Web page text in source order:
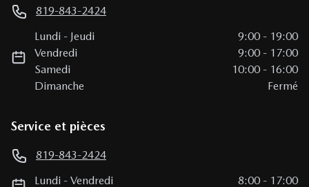
819-843-2424
Lundi - Jeudi 9:00 - 19:00
Vendredi
9:00 - 17:00
Samedi
10:00 - 16:00
Dimanche
Fermé
Service et pièces
819-843-2424
Lundi -Vendredi 8:00 - 17:00